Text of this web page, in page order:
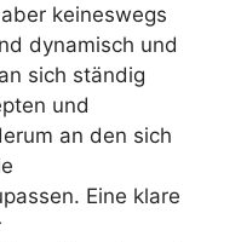
keineswegs
dynamisch und
sich ständig
und
an den sich
Eine klare